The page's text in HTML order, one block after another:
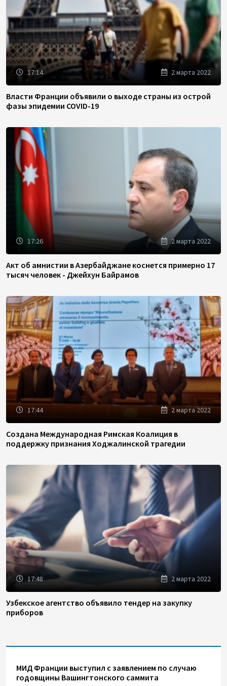
17:14 2 марта 2022
Власти Франции объявили о выходе страны из острой
фазы эпидемии COVID-19
17:26 2 марта 2022
Акт об амнистии в Азербайджане коснется примерно 17
тысяч человек - Джейхун Байрамов
17:44 2 марта 2022
Создана Международная Римская Коалиция в
поддержку признания Ходжалинской трагедии
17:48 2 марта 2022
Узбекское агентство объявило тендер на закупку
приборов
МИД Франции выступил с заявлением по случаю
годовщины Вашингтонского саммита